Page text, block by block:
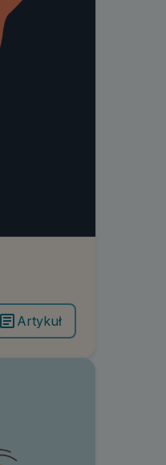
Artykuł